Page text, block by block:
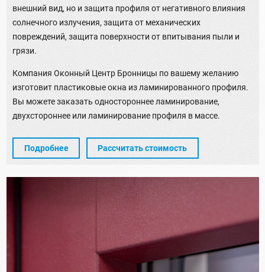
внешний вид, но и защита профиля от негативного влияния
солнечного излучения, защита от механических
повреждений, защита поверхности от впитывания пыли и
грязи.
Компания Оконный Центр Бронницы по вашему желанию
изготовит пластиковые окна из ламинированного профиля.
Вы можете заказать одностороннее ламинирование,
двухстороннее или ламинирование профиля в массе.
Подробнее Рассчитать стоимость